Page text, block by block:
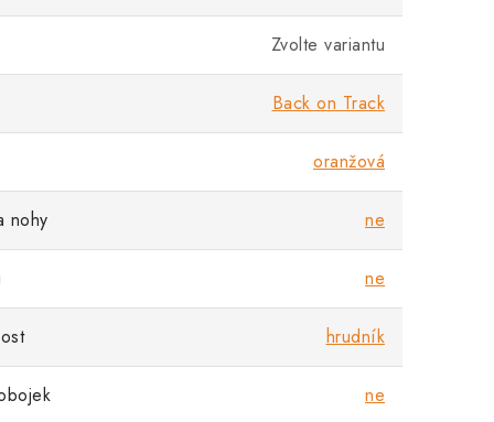
Zvolte variantu
Back on Track
oranžová
nohy ne
ne
hrudník
ne